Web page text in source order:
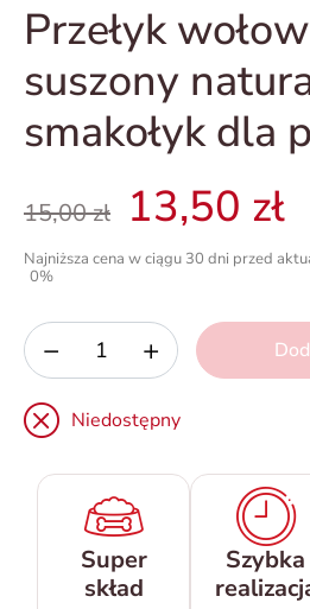
Przełyk
suszony
smakołyk dla
15,00 zł 13,50 zł
Najniższa cena w ciągu 30 dni przed
0%
− +
Niedostępny
Super
skład
Szybka